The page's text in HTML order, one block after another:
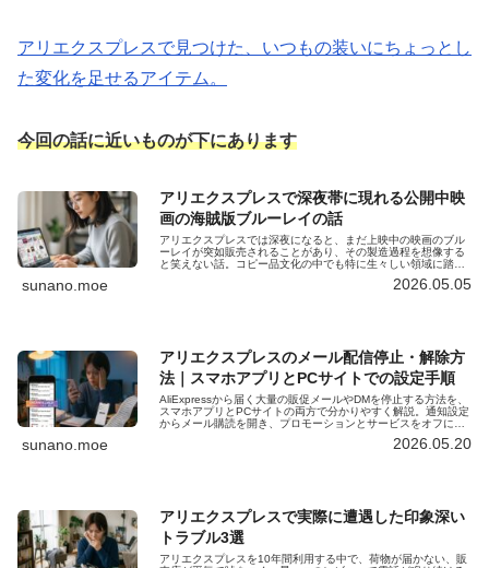
アリエクスプレスで見つけた、いつもの装いにちょっとし
た変化を足せるアイテム。
今回の話に近いものが下にあります
アリエクスプレスで深夜帯に現れる公開中映
画の海賊版ブルーレイの話
アリエクスプレスでは深夜になると、まだ上映中の映画のブル
ーレイが突如販売されることがあり、その製造過程を想像する
と笑えない話。コピー品文化の中でも特に生々しい領域に踏み
sunano.moe 2026.05.05
アリエクスプレスのメール配信停止・解除方
法｜スマホアプリとPCサイトでの設定手順
AliExpressから届く大量の販促メールやDMを停止する方法を、
スマホアプリとPCサイトの両方で分かりやすく解説。通知設定
からメール購読を開き、プロモーションとサービスをオフにす
知だけ残す際の注意点や、配信停止後も届く重要メールの扱い
sunano.moe 2026.05.20
アリエクスプレスで実際に遭遇した印象深い
トラブル3選
アリエクスプレスを10年間利用する中で、荷物が届かない、販